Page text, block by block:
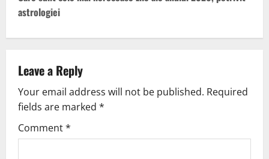
astrologiei
Leave a Reply
Your email address will not be published. Required
fields are marked *
Comment*